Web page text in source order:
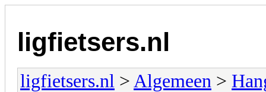
ligfietsers.nl
ligfietsers.nl > Algemeen >